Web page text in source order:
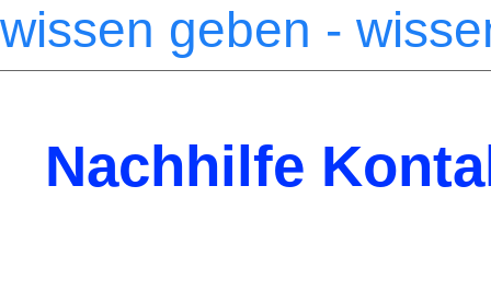
wissen geben -
Nachhilfe